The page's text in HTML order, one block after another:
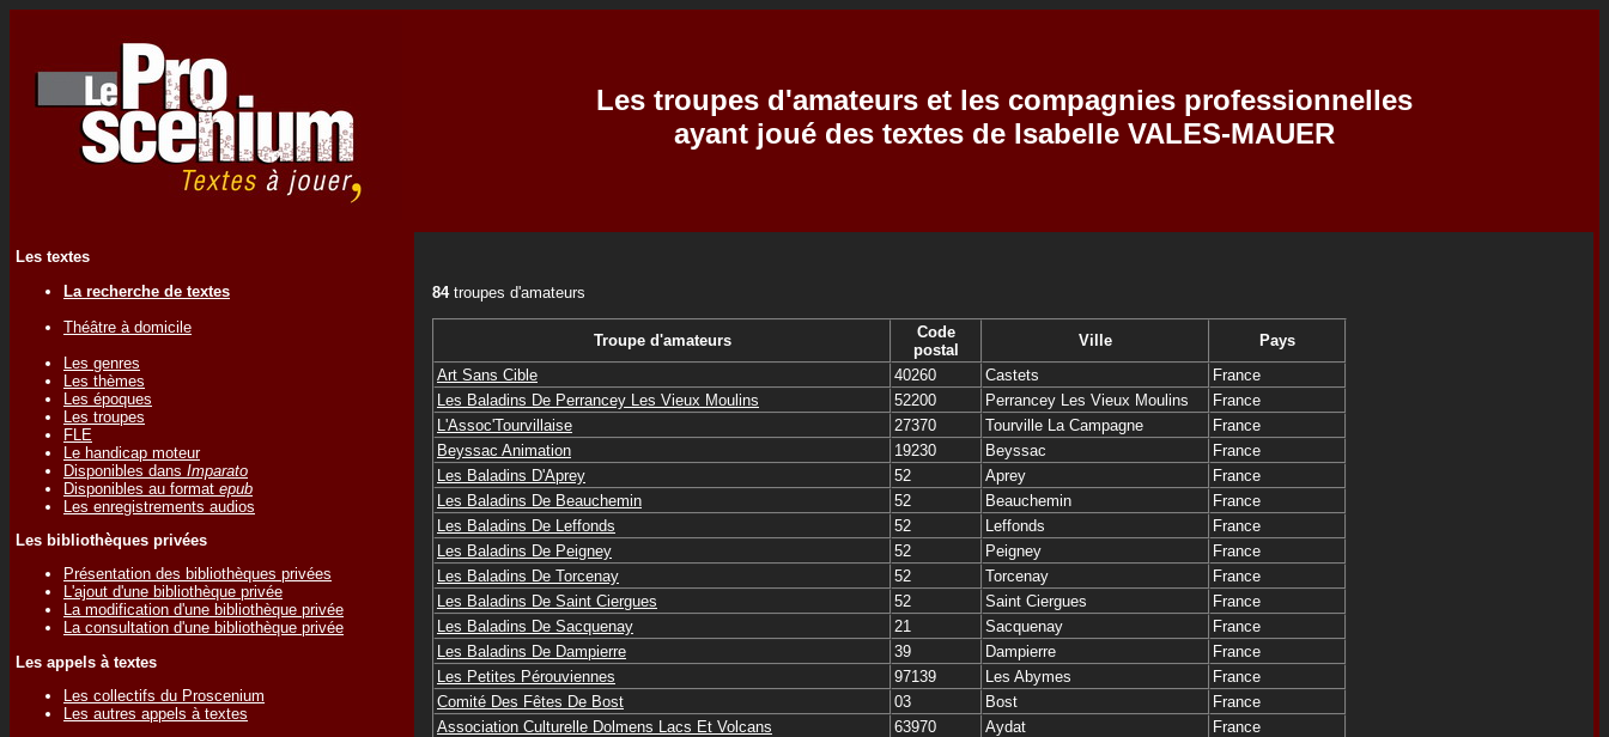
Les troupes d'amateurs et les compagnies professionnelles
ayant joué des textes de Isabelle VALES-MAUER
Les textes
La recherche de textes
Théâtre à domicile
Les genres
Les thèmes
Les époques
Les troupes
FLE
Le handicap moteur
Disponibles dans Imparato
Disponibles au format epub
Les enregistrements audios
Les bibliothèques privées
Présentation des bibliothèques privées
L'ajout d'une bibliothèque privée
La modification d'une bibliothèque privée
La consultation d'une bibliothèque privée
Les appels à textes
Les collectifs du Proscenium
Les autres appels à textes
84troupes d'amateurs
Troupe d'amateurs
Code
postal
Ville
Pays
Art Sans Cible
40260 Castets
France
Les Baladins De Perrancey Les Vieux Moulins
52200 Perrancey Les Vieux Moulins
France
L'Assoc'Tourvillaise
27370 Tourville La Campagne
France
Beyssac Animation
19230 Beyssac
France
Les Baladins D'Aprey
52 Aprey
France
Les Baladins De Beauchemin
52 Beauchemin
France
Les Baladins De Leffonds
52 Leffonds
France
Les Baladins De Peigney
52 Peigney
France
Les Baladins De Torcenay
52 Torcenay
France
Les Baladins De Saint Ciergues
52 Saint Ciergues
France
Les Baladins De Sacquenay
21 Sacquenay
France
Les Baladins De Dampierre
39 Dampierre
France
Les Petites Pérouviennes
97139 Les Abymes
France
Comité Des Fêtes De Bost
03 Bost
France
Association Culturelle Dolmens Lacs Et Volcans
63970 Aydat
France